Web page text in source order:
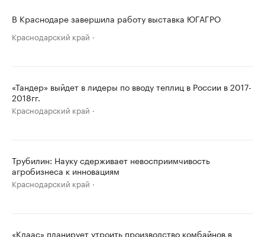
В Краснодаре завершила работу выставка ЮГАГРО
Краснодарский край
«Тандер» выйдет в лидеры по вводу теплиц в России в 2017-
2018гг.
Краснодарский край
Трубилин: Науку сдерживает невосприимчивость
агробизнеса к инновациям
Краснодарский край
«Клаас» планирует утроить производство комбайнов в